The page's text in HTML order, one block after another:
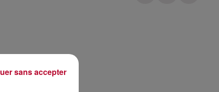
sans accepter